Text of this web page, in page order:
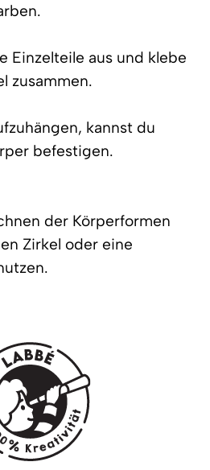
Einzelteile aus und klebe
zusammen.
kannst du
befestigen.
der Körperformen
Zirkel oder eine